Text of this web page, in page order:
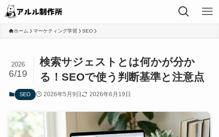
ホーム マーケティング学習 SEO
検索サジェストとは何かが分か
る！SEOで使う判断基準と注意点
2026
6/19
SEO 2026年5月9日 2026年6月19日